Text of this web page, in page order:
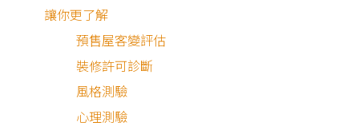
讓你更了解
預售屋客變評估
裝修許可診斷
風格測驗
心理測驗